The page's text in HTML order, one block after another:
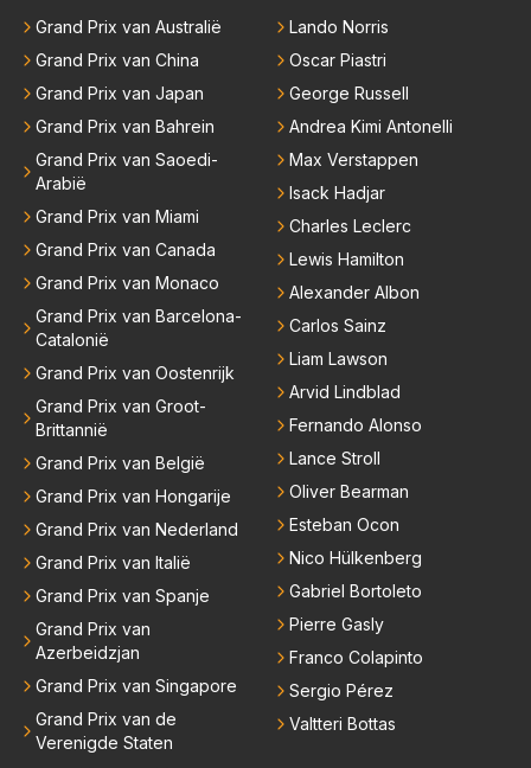
Grand Prix van Australië
Grand Prix van China
Grand Prix van Japan
Grand Prix van Bahrein
Grand Prix van Saoedi-
Arabië
Grand Prix van Miami
Grand Prix van Canada
Grand Prix van Monaco
Grand Prix van Barcelona-
Catalonië
Grand Prix van Oostenrijk
Grand Prix van Groot-
Brittannië
Grand Prix van België
Grand Prix van Hongarije
Grand Prix van Nederland
Grand Prix van Italië
Grand Prix van Spanje
Grand Prix van
Azerbeidzjan
Grand Prix van Singapore
Grand Prix van de
Verenigde Staten
Lando Norris
Oscar Piastri
George Russell
Andrea Kimi Antonelli
Max Verstappen
Isack Hadjar
Charles Leclerc
Lewis Hamilton
Alexander Albon
Carlos Sainz
Liam Lawson
Arvid Lindblad
Fernando Alonso
Lance Stroll
Oliver Bearman
Esteban Ocon
Nico Hülkenberg
Gabriel Bortoleto
Pierre Gasly
Franco Colapinto
Sergio Pérez
Valtteri Bottas